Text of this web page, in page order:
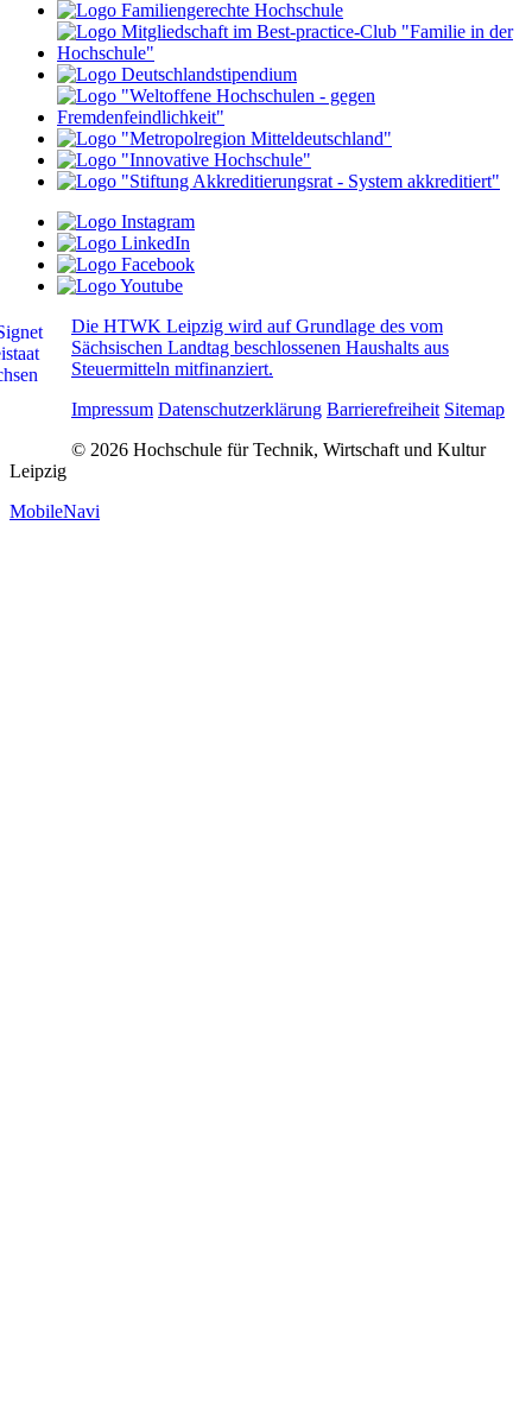
Die HTWK Leipzig wird auf Grundlage des vom
Sächsischen Landtag beschlossenen Haushalts aus
Steuermitteln mitfinanziert.
Impressum Datenschutzerklärung Barrierefreiheit Sitemap
© 2026 Hochschule für Technik, Wirtschaft und Kultur
Leipzig
MobileNavi